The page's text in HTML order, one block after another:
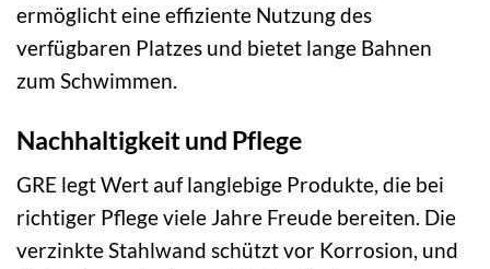
ermöglicht eine effiziente Nutzung des
verfügbaren Platzes und bietet lange Bahnen
zum Schwimmen.
Nachhaltigkeit und Pflege
GRE legt Wert auf langlebige Produkte, die bei
richtiger Pflege viele Jahre Freude bereiten. Die
verzinkte Stahlwand schützt vor Korrosion, und